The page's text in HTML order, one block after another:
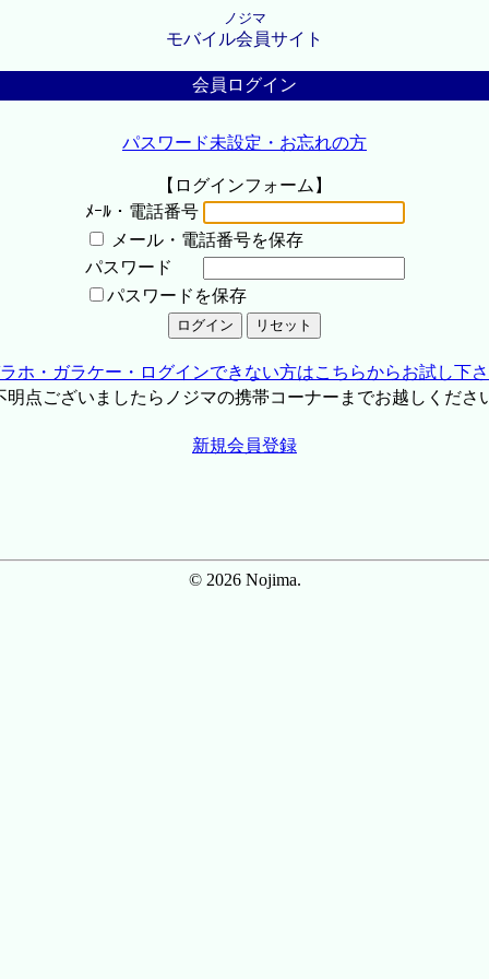
ノジマ
モバイル会員サイト
会員ログイン
パスワード未設定・お忘れの方
【ログインフォーム】
ﾒｰﾙ・電話番号
メール・電話番号を保存
パスワード
パスワードを保存
ホ・ガラケー・ログインできない方はこちらからお試し下
点ございましたらノジマの携帯コーナーまでお越しくださ
新規会員登録
© 2026 Nojima.